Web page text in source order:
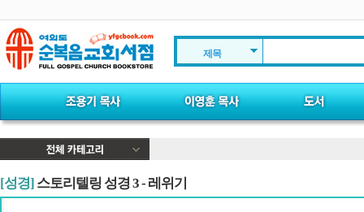
제목
[성경] 스토리텔링 성경 3 - 레위기